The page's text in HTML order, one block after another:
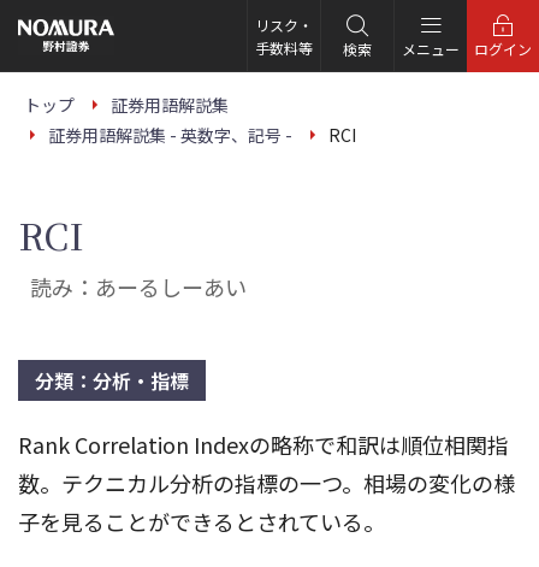
の
ー
リスク・
手数料等
検索 メニュー ログイン
トップ
証券用語解説集
証券用語解説集 - 英数字、記号 -
RCI
RCI
読み：あーるしーあい
分類：分析・指標
Rank Correlation Indexの略称で和訳は順位相関指
数。テクニカル分析の指標の一つ。相場の変化の様
子を見ることができるとされている。